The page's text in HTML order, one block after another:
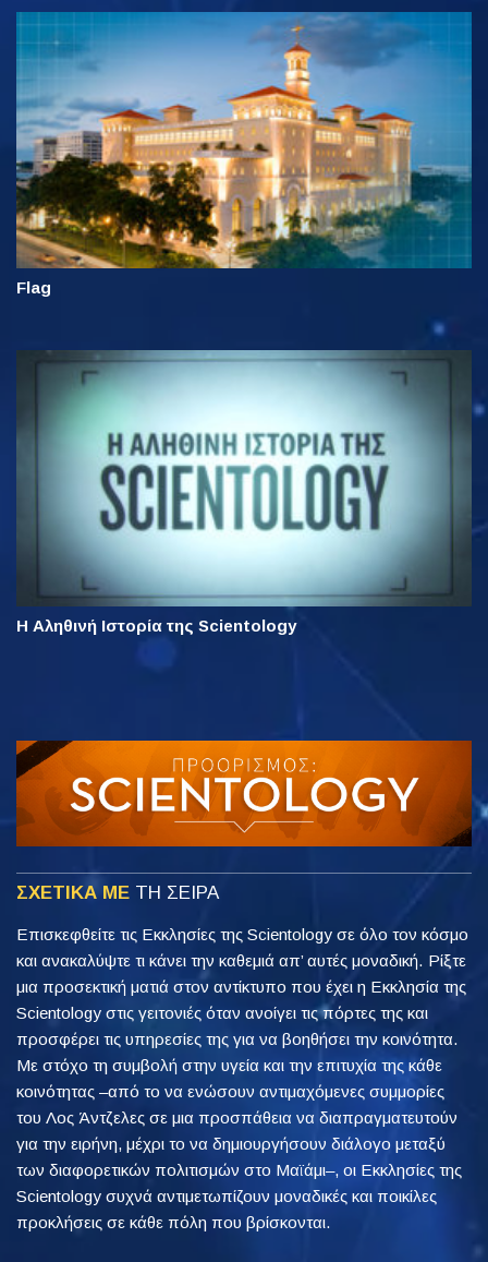
Flag
Η Αληθινή Ιστορία της Scientology
ΣΧΕΤΙΚΑ ΜΕ ΤΗ ΣΕΙΡΑ
Επισκεφθείτε τις Εκκλησίες της Scientology σε όλο τον κόσμο
και ανακαλύψτε τι κάνει την καθεμιά απ’ αυτές μοναδική. Ρίξτε
μια προσεκτική ματιά στον αντίκτυπο που έχει η Εκκλησία της
Scientology στις γειτονιές όταν ανοίγει τις πόρτες της και
προσφέρει τις υπηρεσίες της για να βοηθήσει την κοινότητα.
Με στόχο τη συμβολή στην υγεία και την επιτυχία της κάθε
κοινότητας –από το να ενώσουν αντιμαχόμενες συμμορίες
του Λος Άντζελες σε μια προσπάθεια να διαπραγματευτούν
για την ειρήνη, μέχρι το να δημιουργήσουν διάλογο μεταξύ
των διαφορετικών πολιτισμών στο Μαϊάμι–, οι Εκκλησίες της
Scientology συχνά αντιμετωπίζουν μοναδικές και ποικίλες
προκλήσεις σε κάθε πόλη που βρίσκονται.